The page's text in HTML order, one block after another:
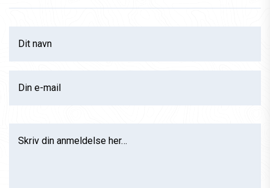
Dit navn
Din e-mail
Skriv din anmeldelse her…